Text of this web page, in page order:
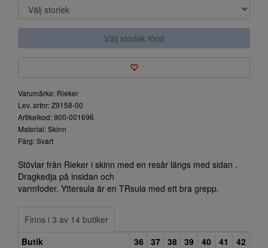
Välj storlek först
Varumärke: Rieker
Lev. artnr: Z9158-00
Artikelkod: 900-001696
Material: Skinn
Färg: Svart
Stövlar från Rieker i skinn med en resår längs med sidan .
Dragkedja på insidan och
varmfoder. Yttersula är en TRsula med ett bra grepp.
Finns i 3 av 14 butiker
Butik
36 37 38 39 40 41
42